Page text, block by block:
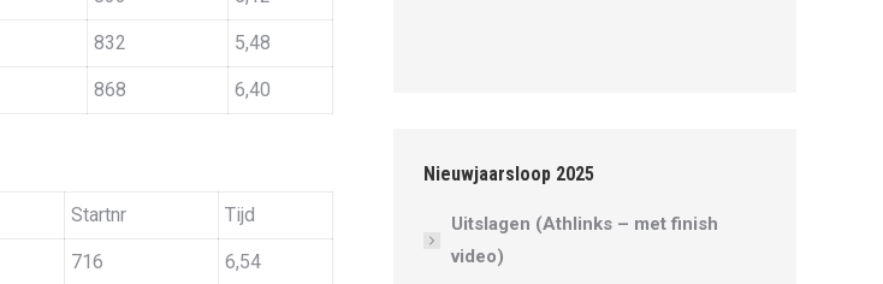
832 5,48
868 6,40
Startnr Tijd
716 6,54
Nieuwjaarsloop 2025
Uitslagen (Athlinks – met finish
video)